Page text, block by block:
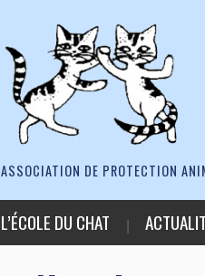
ASSOCIATION DE PROTECTION
L’ÉCOLE DU CHAT